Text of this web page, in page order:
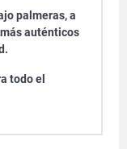
palmeras, a
auténticos
todo el